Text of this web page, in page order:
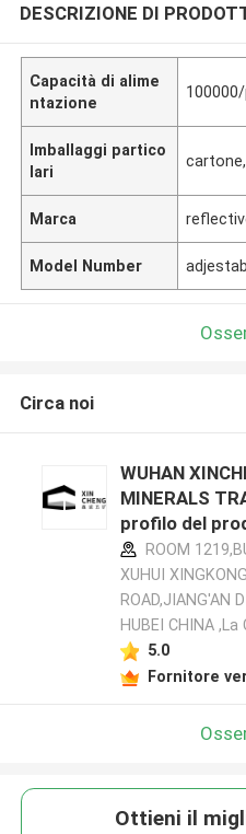
DESCRIZIONE DI
Capacità di alime
ntazione
Imballaggi partico
lari
Marca
Model Number
Circa noi
WUHAN
MINERALS
profilo del
ROOM
XUHUI
ROAD,JIANG'AN
HUBEI CHINA ,La
5.0
Fornitore
Ottieni il